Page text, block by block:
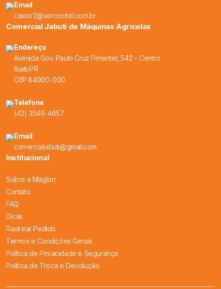
Email
castor2@sercomtel.com.br
Comercial Jabuti de Máquinas Agrícolas
Endereço
Avenida Gov. Paulo Cruz Pimentel, 542 – Centro
Ibaiti/PR
CEP 84900-000
Telefone
(43) 3546-4657
Email
comercialjabuti@gmail.com
Institucional
Sobre a Maglon
Contato
FAQ
Dicas
Rastrear Pedido
Termos e Condições Gerais
Política de Privacidade e Segurança
Política de Troca e Devolução